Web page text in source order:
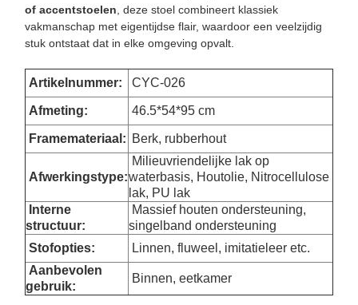
of accentstoelen , deze stoel combineert klassiek
vakmanschap met eigentijdse flair, waardoor een veelzijdig
stuk ontstaat dat in elke omgeving opvalt.
Artikelnummer: CYC-026
Afmeting: 46.5*54*95 cm
Framemateriaal: Berk, rubberhout
Afwerkingstype:
Milieuvriendelijke lak op
waterbasis, Houtolie, Nitrocellulose
lak, PU lak
Interne
structuur:
Massief houten ondersteuning,
singelband ondersteuning
Stofopties:
Linnen, fluweel, imitatieleer etc.
Aanbevolen
gebruik:
Binnen, eetkamer